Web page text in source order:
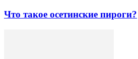
Что такое осетинские пироги?